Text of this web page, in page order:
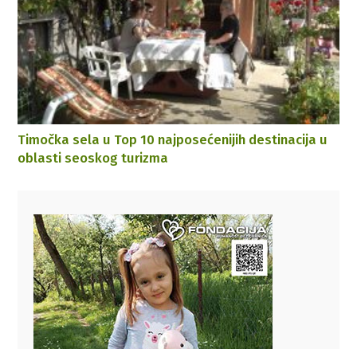
Timočka sela u Top 10 najposećenijih destinacija u
oblasti seoskog turizma